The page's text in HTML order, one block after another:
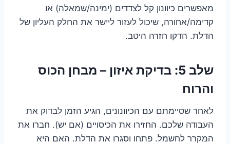
מאפשרים כיוונון קל לצדדים (ימינה/שמאלה) או
קדימה/אחורה, שיכול לעזור ליישר את החלק העליון של
הדלת. הדקו חזרה היטב.
שלב 5: בדיקת איזון – מבחן הכוס
והרוח
לאחר שסיימתם עם הכיוונונים, הגיע הזמן לבדוק את
העבודה שלכם. החזירו את הכיסויים (אם יש). חברו את
המקרר לחשמל. פתחו וסגרו את הדלת. האם היא